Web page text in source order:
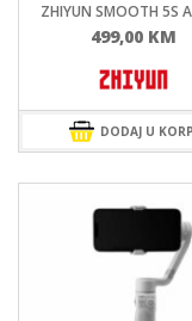
ZHIYUN SMOOTH 5S
499,00 KM
DODAJ U